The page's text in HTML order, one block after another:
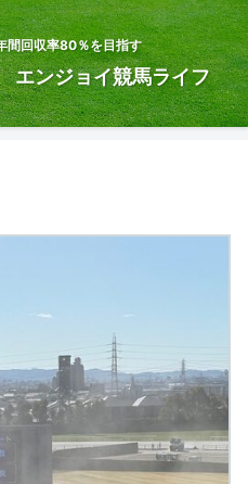
間回収率80％を目指す
ンジョイ競馬ライフ